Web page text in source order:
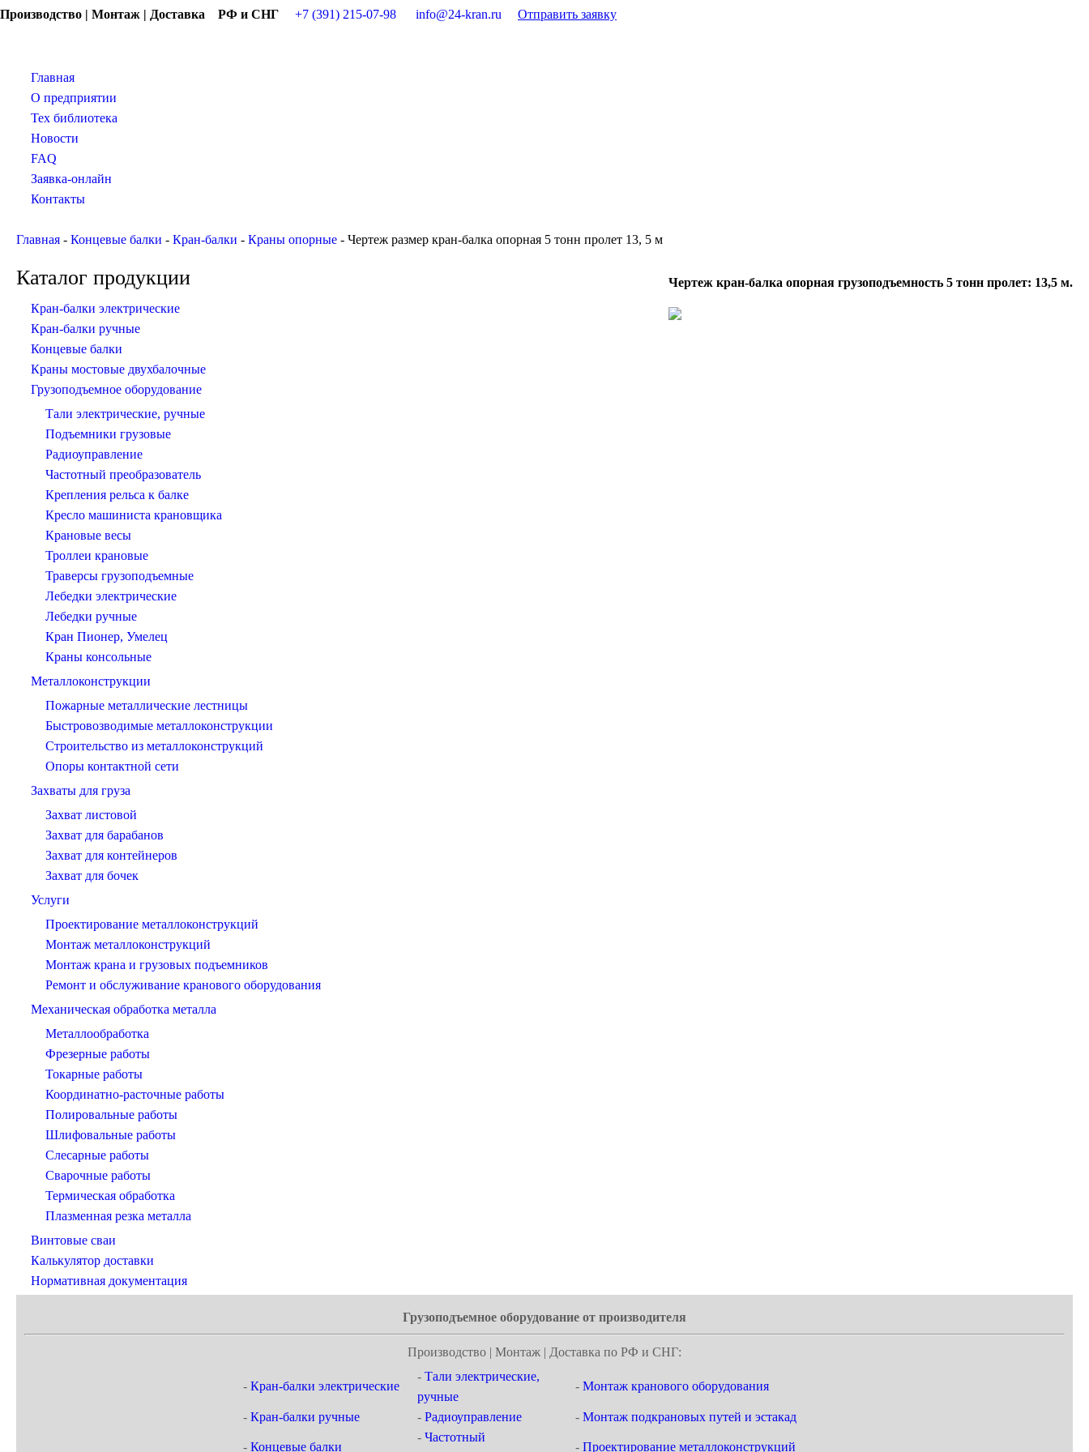
Производство | Монтаж | Доставка РФ и СНГ +7 (391) 215-07-98 info@24-kran.ru Отправить заявку
Главная
О предприятии
Тех библиотека
Новости
FAQ
Заявка-онлайн
Контакты
Главная - Концевые балки - Кран-балки - Краны опорные - Чертеж размер кран-балка опорная 5 тонн пролет 13, 5 м
Чертеж кран-балка опорная грузоподъемность 5 тонн пролет: 13,5 м.
Каталог продукции
Кран-балки электрические
Кран-балки ручные
Концевые балки
Краны мостовые двухбалочные
Грузоподъемное оборудование
Тали электрические, ручные
Подъемники грузовые
Радиоуправление
Частотный преобразователь
Крепления рельса к балке
Кресло машиниста крановщика
Крановые весы
Троллеи крановые
Траверсы грузоподъемные
Лебедки электрические
Лебедки ручные
Кран Пионер, Умелец
Краны консольные
Металлоконструкции
Пожарные металлические лестницы
Быстровозводимые металлоконструкции
Строительство из металлоконструкций
Опоры контактной сети
Захваты для груза
Захват листовой
Захват для барабанов
Захват для контейнеров
Захват для бочек
Услуги
Проектирование металлоконструкций
Монтаж металлоконструкций
Монтаж крана и грузовых подъемников
Ремонт и обслуживание кранового оборудования
Механическая обработка металла
Металлообработка
Фрезерные работы
Токарные работы
Координатно-расточные работы
Полировальные работы
Шлифовальные работы
Слесарные работы
Сварочные работы
Термическая обработка
Плазменная резка металла
Винтовые сваи
Калькулятор доставки
Нормативная документация
Грузоподъемное оборудование от производителя
Производство | Монтаж | Доставка по РФ и СНГ:
- Кран-балки электрические
- Тали электрические,
ручные
- Монтаж кранового оборудования
- Кран-балки ручные - Радиоуправление - Монтаж подкрановых путей и эстакад
- Концевые балки
- Частотный
- Проектирование металлоконструкций